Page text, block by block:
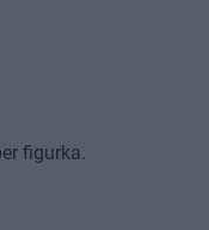
figurka.